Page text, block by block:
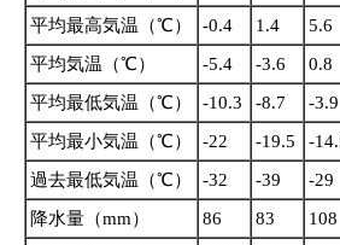
平均最高気温（℃）
-0.4 1.4 5.6
平均気温（℃）
-5.4 -3.6 0.8
平均最低気温（℃）
-10.3 -8.7 -3.9
平均最小気温（℃）
-22 -19.5 -
過去最低気温（℃）
-32 -39 -29
降水量（mm）
86 83 108